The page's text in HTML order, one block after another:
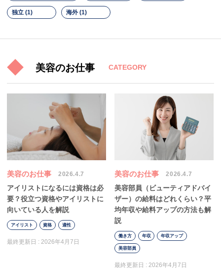
独立 (1) 海外 (1)
美容のお仕事 CATEGORY
美容のお仕事 2026.4.7
アイリストになるには資格は必
要？役立つ資格やアイリストに
向いている人を解説
アイリスト 資格 適性
最終更新日 : 2026年4月7日
美容のお仕事 2026.4.7
美容部員（ビューティアドバイ
ザー）の給料はどれくらい？平
均年収や給料アップの方法も解
説
働き方 年収 年収アップ
美容部員
最終更新日 : 2026年4月7日